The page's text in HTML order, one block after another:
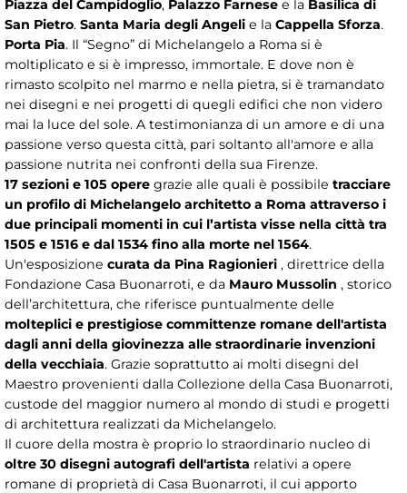
Piazza del Campidoglio, Palazzo Farnese e la Basilica di
San Pietro. Santa Maria degli Angeli e la Cappella Sforza.
Porta Pia. Il “Segno” di Michelangelo a Roma si è
moltiplicato e si è impresso, immortale. E dove non è
rimasto scolpito nel marmo e nella pietra, si è tramandato
nei disegni e nei progetti di quegli edifici che non videro
mai la luce del sole. A testimonianza di un amore e di una
passione verso questa città, pari soltanto all'amore e alla
passione nutrita nei confronti della sua Firenze.
17 sezioni e 105 opere grazie alle quali è possibile tracciare
un profilo di Michelangelo architetto a Roma attraverso i
due principali momenti in cui l’artista visse nella città tra
1505 e 1516 e dal 1534 fino alla morte nel 1564.
Un'esposizione curata da Pina Ragionieri , direttrice della
Fondazione Casa Buonarroti, e da Mauro Mussolin , storico
dell’architettura, che riferisce puntualmente delle
molteplici e prestigiose committenze romane dell'artista
dagli anni della giovinezza alle straordinarie invenzioni
della vecchiaia. Grazie soprattutto ai molti disegni del
Maestro provenienti dalla Collezione della Casa Buonarroti,
custode del maggior numero al mondo di studi e progetti
di architettura realizzati da Michelangelo.
Il cuore della mostra è proprio lo straordinario nucleo di
oltre 30 disegni autografi dell'artista relativi a opere
romane di proprietà di Casa Buonarroti, il cui apporto